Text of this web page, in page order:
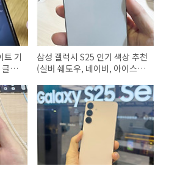
트 기
래
삼성 갤럭시 S25 인기 색상 추천
(실버 쉐도우, 네이비, 아이스블